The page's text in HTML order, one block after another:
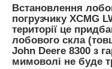
Встановлення
погрузчику XCMG
території це
лобового скла
John Deere 8300 з
мимоволі не буде